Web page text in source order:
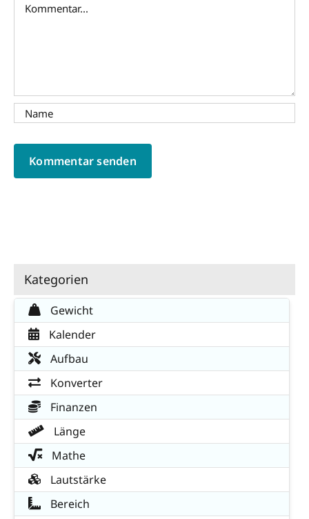
Kategorien
Gewicht
Kalender
Aufbau
Konverter
Finanzen
Länge
Mathe
Lautstärke
Bereich